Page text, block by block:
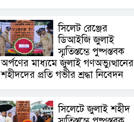
সিলেট রেঞ্জের
ডিআইজি জুলাই
স্মৃতিস্তম্ভে পুষ্পস্তবক
অর্পণের মাধ্যমে জুলাই গণঅভ্যুত্থানের
শহীদদের প্রতি গভীর শ্রদ্ধা নিবেদন
সিলেটে জুলাই শহীদ